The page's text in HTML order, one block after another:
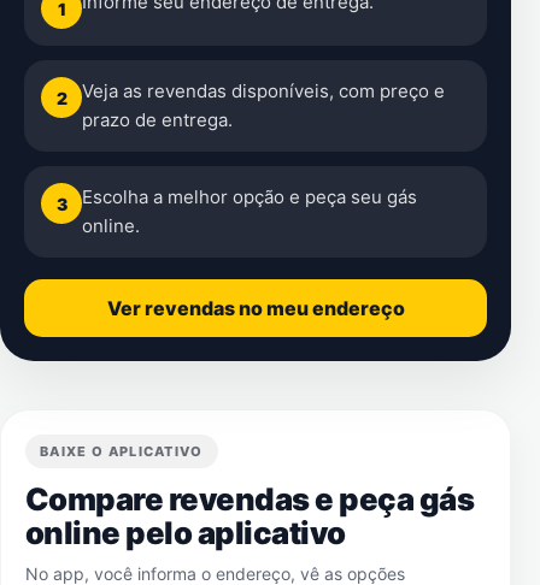
1
2
Veja as revendas disponíveis, com preço e
prazo de entrega.
3
Escolha a melhor opção e peça seu gás
online.
Ver revendas no meu endereço
BAIXE O APLICATIVO
Compare revendas e peça gás
online pelo aplicativo
No app, você informa o endereço, vê as opções